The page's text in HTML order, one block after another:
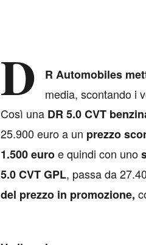
D R Automobiles
media, scontando i
Così una DR 5.0 CVT
25.900 euro a un prezzo
1.500 euroe quindi con uno
5.0 CVT GPL, passa da
del prezzo in promozione,